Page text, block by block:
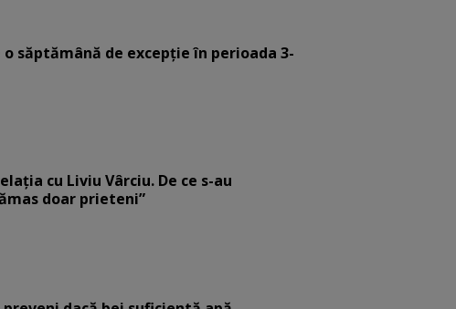
săptămână de excepție în perioada 3-
cu Liviu Vârciu. De ce s-au
doar prieteni”